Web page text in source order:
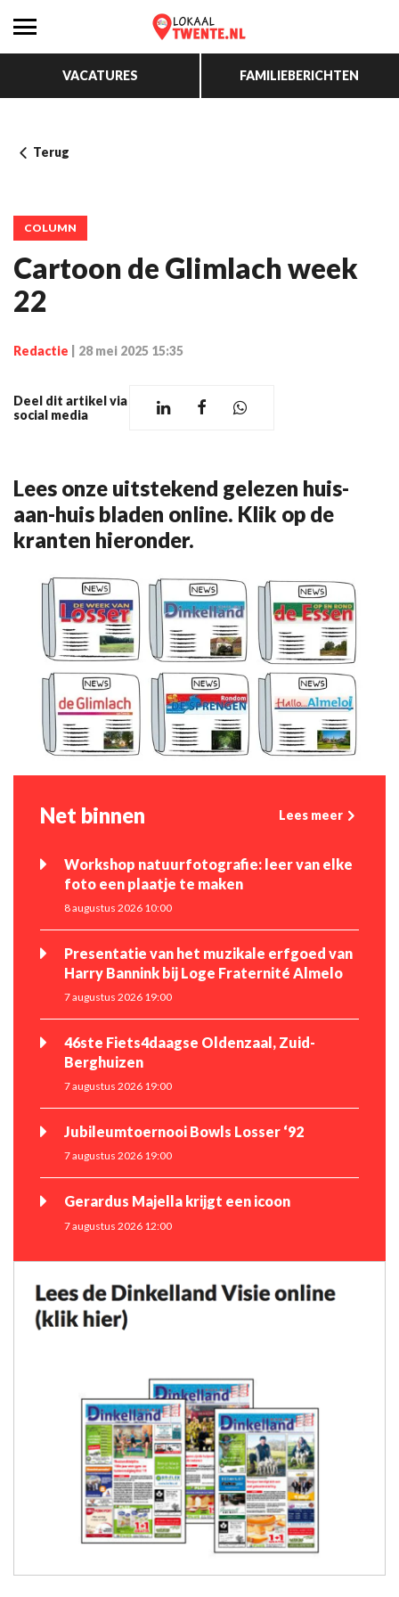
VACATURES FAMILIEBERICHTEN
Terug
COLUMN
Cartoon de Glimlach week
22
Redactie 28 mei 2025 15:35
Deel dit artikel via
social media
Lees onze uitstekend gelezen huis-
aan-huis bladen online. Klik op de
kranten hieronder.
Net binnen Lees meer
Workshop natuurfotografie: leer van elke
foto een plaatje te maken
8 augustus 2026 10:00
Presentatie van het muzikale erfgoed van
Harry Bannink bij Loge Fraternité Almelo
7 augustus 2026 19:00
46ste Fiets4daagse Oldenzaal, Zuid-
Berghuizen
7 augustus 2026 19:00
Jubileumtoernooi Bowls Losser ‘92
7 augustus 2026 19:00
Gerardus Majella krijgt een icoon
7 augustus 2026 12:00